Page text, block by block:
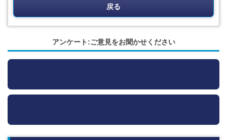
戻る
アンケート:ご意見をお聞かせください